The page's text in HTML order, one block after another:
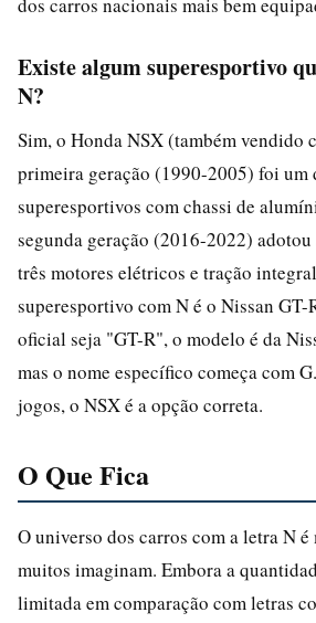
Existe algum superesportivo
N?
Sim, o Honda NSX (também vendido
primeira geração (1990-2005) foi um
superesportivos com chassi de
segunda geração (2016-2022)
três motores elétricos e tração
superesportivo com N é o Nissan GT-
oficial seja "GT-R", o modelo é da
mas o nome específico começa com
jogos, o NSX é a opção correta.
O Que Fica
O universo dos carros com a letra N
muitos imaginam. Embora a
limitada em comparação com letras